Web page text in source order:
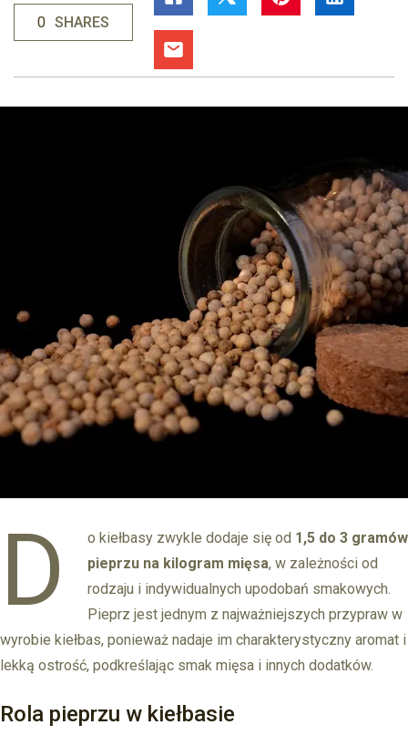
0 SHARES
D o kiełbasy zwykle dodaje się od 1,5 do 3 gramów
pieprzu na kilogram mięsa, w zależności od
rodzaju i indywidualnych upodobań smakowych.
Pieprz jest jednym z najważniejszych przypraw w
wyrobie kiełbas, ponieważ nadaje im charakterystyczny aromat i
lekką ostrość, podkreślając smak mięsa i innych dodatków.
Rola pieprzu w kiełbasie